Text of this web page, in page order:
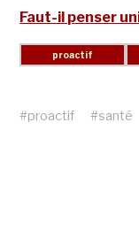
Faut-il penser
#proactif #santé